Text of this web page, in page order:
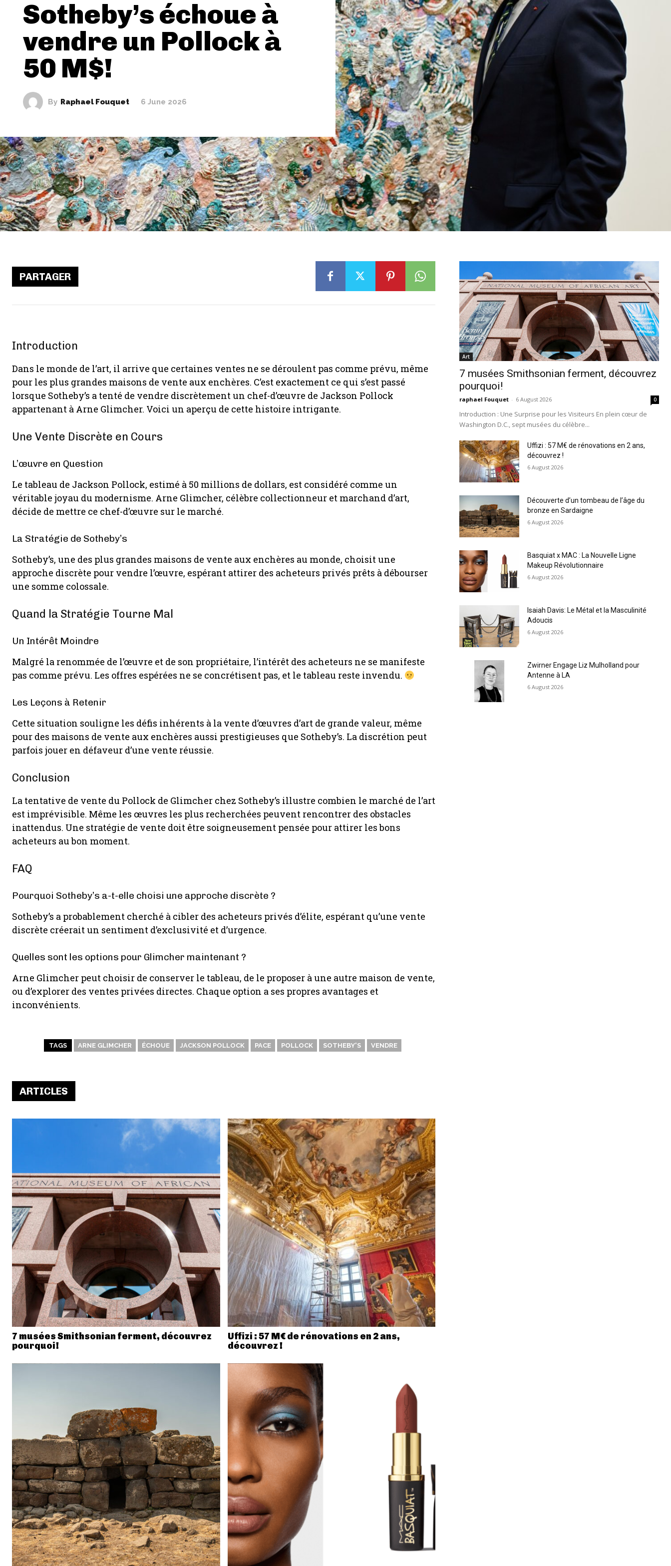
Sotheby’s échoue à
vendre un Pollock à
50 M$!
By Raphael Fouquet 6 June 2026
PARTAGER
Introduction
Dans le monde de l’art, il arrive que certaines ventes ne se déroulent pas comme prévu, même
pour les plus grandes maisons de vente aux enchères. C’est exactement ce qui s’est passé
lorsque Sotheby’s a tenté de vendre discrètement un chef-d’œuvre de Jackson Pollock
appartenant à Arne Glimcher. Voici un aperçu de cette histoire intrigante.
Une Vente Discrète en Cours
L’œuvre en Question
Le tableau de Jackson Pollock, estimé à 50 millions de dollars, est considéré comme un
véritable joyau du modernisme. Arne Glimcher, célèbre collectionneur et marchand d’art,
décide de mettre ce chef-d’œuvre sur le marché.
La Stratégie de Sotheby’s
Sotheby’s, une des plus grandes maisons de vente aux enchères au monde, choisit une
approche discrète pour vendre l’œuvre, espérant attirer des acheteurs privés prêts à débourser
une somme colossale.
Quand la Stratégie Tourne Mal
Un Intérêt Moindre
Malgré la renommée de l’œuvre et de son propriétaire, l’intérêt des acheteurs ne se manifeste
pas comme prévu. Les offres espérées ne se concrétisent pas, et le tableau reste invendu.
Les Leçons à Retenir
Cette situation souligne les défis inhérents à la vente d’œuvres d’art de grande valeur, même
pour des maisons de vente aux enchères aussi prestigieuses que Sotheby’s. La discrétion peut
parfois jouer en défaveur d’une vente réussie.
Conclusion
La tentative de vente du Pollock de Glimcher chez Sotheby’s illustre combien le marché de l’art
est imprévisible. Même les œuvres les plus recherchées peuvent rencontrer des obstacles
inattendus. Une stratégie de vente doit être soigneusement pensée pour attirer les bons
acheteurs au bon moment.
FAQ
Pourquoi Sotheby’s a-t-elle choisi une approche discrète ?
Sotheby’s a probablement cherché à cibler des acheteurs privés d’élite, espérant qu’une vente
discrète créerait un sentiment d’exclusivité et d’urgence.
Quelles sont les options pour Glimcher maintenant ?
Arne Glimcher peut choisir de conserver le tableau, de le proposer à une autre maison de vente,
ou d’explorer des ventes privées directes. Chaque option a ses propres avantages et
inconvénients.
TAGS ARNE GLIMCHER ÉCHOUE JACKSON POLLOCK PACE POLLOCK SOTHEBY'S VENDRE
ARTICLES
7 musées Smithsonian ferment, découvrez
pourquoi!
Uffizi : 57 M€ de rénovations en 2 ans,
découvrez !
Art
7 musées Smithsonian ferment, découvrez
pourquoi!
raphael Fouquet - 6 August 2026 0
Introduction : Une Surprise pour les Visiteurs En plein cœur de
Washington D.C., sept musées du célèbre...
Uffizi : 57 M€ de rénovations en 2 ans,
découvrez !
6 August 2026
Découverte d’un tombeau de l’âge du
bronze en Sardaigne
6 August 2026
Basquiat x MAC : La Nouvelle Ligne
Makeup Révolutionnaire
6 August 2026
Isaiah Davis: Le Métal et la Masculinité
Adoucis
6 August 2026
Zwirner Engage Liz Mulholland pour
Antenne à LA
6 August 2026